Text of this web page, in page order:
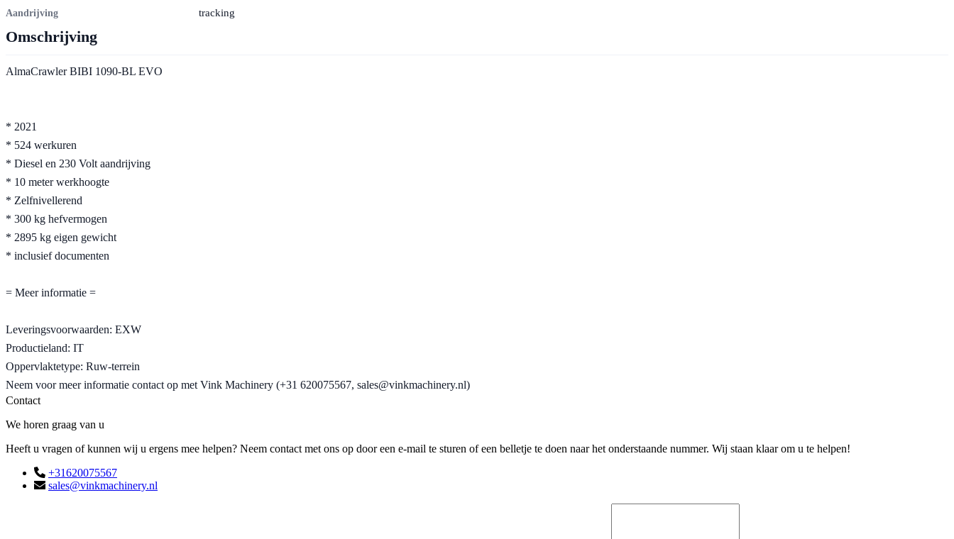
Aandrijving tracking
Omschrijving
AlmaCrawler BIBI 1090-BL EVO
* 2021
* 524 werkuren
* Diesel en 230 Volt aandrijving
* 10 meter werkhoogte
* Zelfnivellerend
* 300 kg hefvermogen
* 2895 kg eigen gewicht
* inclusief documenten
= Meer informatie =
Leveringsvoorwaarden: EXW
Productieland: IT
Oppervlaktetype: Ruw-terrein
Neem voor meer informatie contact op met Vink Machinery (+31 620075567, sales@vinkmachinery.nl)
Contact
We horen graag van u
Heeft u vragen of kunnen wij u ergens mee helpen? Neem contact met ons op door een e-mail te sturen of een belletje te doen naar het onderstaande nummer. Wij staan klaar om u te helpen!
+31620075567
sales@vinkmachinery.nl